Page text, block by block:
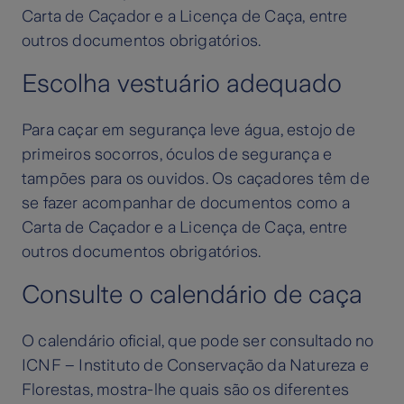
Carta de Caçador e a Licença de Caça, entre
outros documentos obrigatórios.
Escolha vestuário adequado
Para caçar em segurança leve água, estojo de
primeiros socorros, óculos de segurança e
tampões para os ouvidos. Os caçadores têm de
se fazer acompanhar de documentos como a
Carta de Caçador e a Licença de Caça, entre
outros documentos obrigatórios.
Consulte o calendário de caça
O calendário oficial, que pode ser consultado no
ICNF – Instituto de Conservação da Natureza e
Florestas, mostra-lhe quais são os diferentes